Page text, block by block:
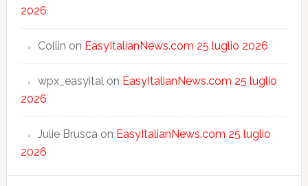
2026
Collin on EasyItalianNews.com 25 luglio 2026
wpx_easyital on EasyItalianNews.com 25 luglio
2026
Julie Brusca on EasyItalianNews.com 25 luglio
2026